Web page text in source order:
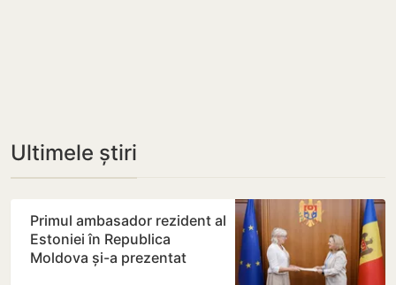
Ultimele știri
Primul ambasador rezident al
Estoniei în Republica
Moldova și-a prezentat